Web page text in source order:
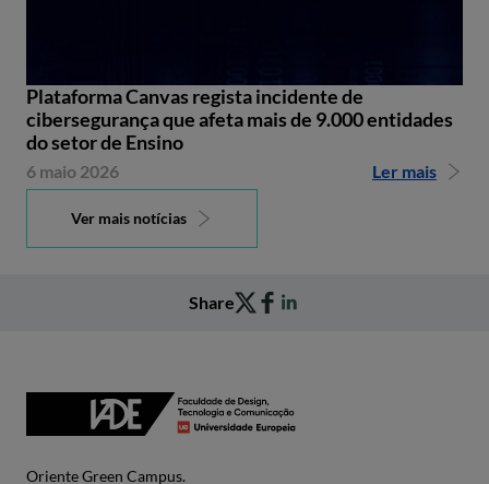
Plataforma Canvas regista incidente de
cibersegurança que afeta mais de 9.000 entidades
do setor de Ensino
6 maio 2026 Ler mais
Ver mais notícias
Share
Oriente Green Campus.